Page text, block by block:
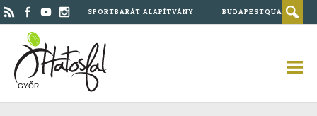
SPORTBARÁT ALAPÍTVÁNY BUDAPESTQUAD
GYŐR